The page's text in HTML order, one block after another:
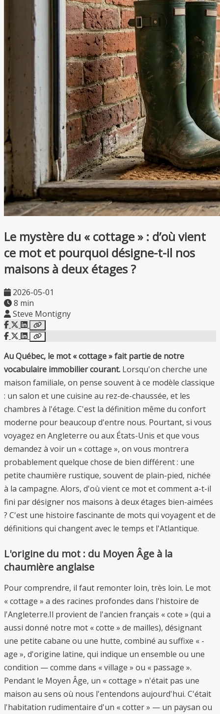
Le mystère du « cottage » : d’où vient
ce mot et pourquoi désigne-t-il nos
maisons à deux étages ?
2026-05-01
8 min
Steve Montigny
Au Québec, le mot « cottage » fait partie de notre
vocabulaire immobilier courant. Lorsqu'on cherche une
maison familiale, on pense souvent à ce modèle classique
: un salon et une cuisine au rez-de-chaussée, et les
chambres à l'étage. C'est la définition même du confort
moderne pour beaucoup d'entre nous. Pourtant, si vous
voyagez en Angleterre ou aux États-Unis et que vous
demandez à voir un « cottage », on vous montrera
probablement quelque chose de bien différent : une
petite chaumière rustique, souvent de plain-pied, nichée
à la campagne. Alors, d'où vient ce mot et comment a-t-il
fini par désigner nos maisons à deux étages bien-aimées
? C'est une histoire fascinante de mots qui voyagent et de
définitions qui changent avec le temps et l'Atlantique.
L'origine du mot : du Moyen Âge à la
chaumière anglaise
Pour comprendre, il faut remonter loin, très loin. Le mot
« cottage » a des racines profondes dans l'histoire de
l'Angleterre.Il provient de l'ancien français « cote » (qui a
aussi donné notre mot « cotte » de mailles), désignant
une petite cabane ou une hutte, combiné au suffixe « -
age », d'origine latine, qui indique un ensemble ou une
condition — comme dans « village » ou « passage ».
Pendant le Moyen Âge, un « cottage » n'était pas une
maison au sens où nous l'entendons aujourd'hui. C'était
l'habitation rudimentaire d'un « cotter » — un paysan ou